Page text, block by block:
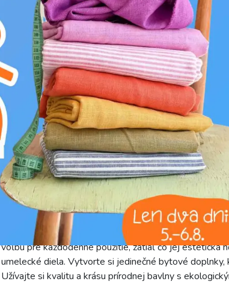
g prať na 30°C
Predstavujeme Vám našu exkluzívnu dekoračnú
jedinečným vzorom Jedlo. Táto vysoko kvalitná
prírodný pôvod, výnimočnú priedušnosť a jemnosť na
dostatočne pevná a odolná, no zároveň si zachováva
škálu kreatívnych projektov v oblasti bytového textilu.
ktoré sú precízne vykreslené vďaka modernej
sýta, čo zaručuje, že každý detail vzoru vynikne s
prinesie hravú a veselú atmosféru do Vašej kuchyne,
želáte pridať štipku originality a šarmu. Látka je
životnému prostrediu. S šírkou 140 cm je táto
šitie obrusov, behúňov na stôl, štýlových
originálnych nákupných tašiek alebo záster. Jej
voľbu pre každodenné použitie, zatiaľ čo jej estetická
umelecké diela. Vytvorte si jedinečné bytové
Užívajte si kvalitu a krásu prírodnej bavlny s